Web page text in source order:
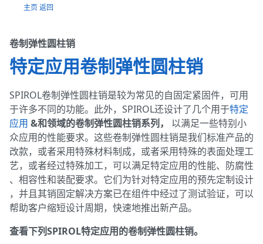
墨西哥
巴西
捷克共和国
主页返回
卷制弹性圆柱销
特定应用卷制弹性圆柱销
SPIROL卷制弹性圆柱销是较为常见的自固定紧固件，可用
于许多不同的功能。此外，SPIROL还设计了几个用于特定
应用 &和领域的卷制弹性圆柱销系列，
以满足一些特别小
众应用的性能要求。这些卷制弹性圆柱销是我们标准产品的
改款，或者采用特殊材料制成，或者采用特殊的表面处理工
艺，或者经过特殊加工，可以满足特定应用的性能、防腐性
、相容性和装配要求。它们为针对特定应用的预先定制设计
，并且其销固定解决方案已在组件中经过了测试验证，可以
帮助客户缩短设计周期，快速地推出新产品。
查看下列SPIROL特定应用的卷制弹性圆柱销。